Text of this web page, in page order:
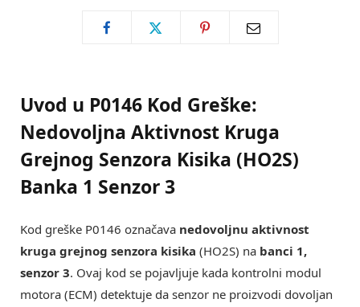
Uvod u P0146 Kod Greške:
Nedovoljna Aktivnost Kruga
Grejnog Senzora Kisika (HO2S)
Banka 1 Senzor 3
Kod greške P0146 označava nedovoljnu aktivnost
kruga grejnog senzora kisika (HO2S) na banci 1,
senzor 3. Ovaj kod se pojavljuje kada kontrolni modul
motora (ECM) detektuje da senzor ne proizvodi dovoljan